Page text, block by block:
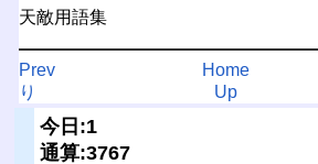
天敵用語集
Prev
り
Home
Up
今日:1
通算:3767